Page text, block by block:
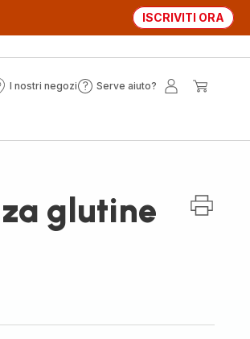
ISCRIVITI ORA
I nostri negozi Serve aiuto?
Serve
glutine